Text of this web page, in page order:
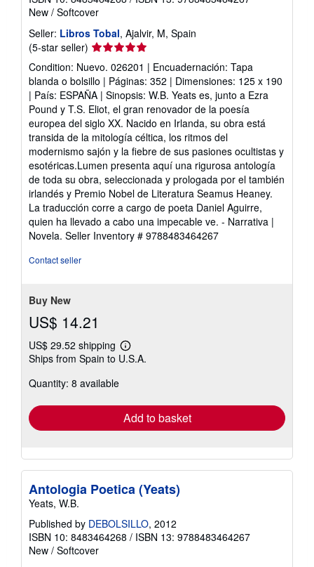
New / Softcover
Seller: Libros Tobal, Ajalvir, M, Spain
(5-star seller) Seller
rating
5
out
of
5
stars
Condition: Nuevo. 026201 | Encuadernación: Tapa
blanda o bolsillo | Páginas: 352 | Dimensiones: 125 x 190
| País: ESPAÑA | Sinopsis: W.B. Yeats es, junto a Ezra
Pound y T.S. Eliot, el gran renovador de la poesía
europea del siglo XX. Nacido en Irlanda, su obra está
transida de la mitología céltica, los ritmos del
modernismo sajón y la fiebre de sus pasiones ocultistas y
esotéricas.Lumen presenta aquí una rigurosa antología
de toda su obra, seleccionada y prologada por el también
irlandés y Premio Nobel de Literatura Seamus Heaney.
La traducción corre a cargo de poeta Daniel Aguirre,
quien ha llevado a cabo una impecable ve. - Narrativa |
Novela. Seller Inventory # 9788483464267
Contact seller
Buy New
US$ 14.21
US$ 29.52 shipping
Learn
more
Ships from Spain to U.S.A.
Quantity: 8 available
Add to basket
Antologia Poetica (Yeats)
Yeats, W.B.
Published by DEBOLSILLO, 2012
ISBN 10: 8483464268 / ISBN 13: 9788483464267
New / Softcover